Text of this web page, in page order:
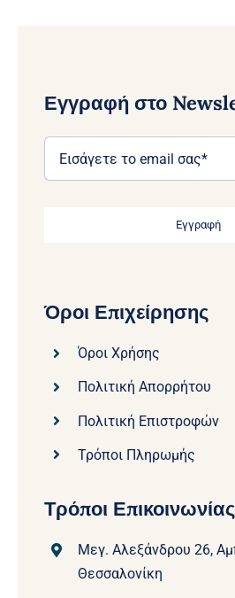
Εγγραφή στο
Εγγραφή
Όροι Επιχείρησης
Όροι Χρήσης
Πολιτική Απορρήτου
Πολιτική Επιστροφών
Τρόποι Πληρωμής
Τρόποι Επικοινωνίας
Μεγ. Αλεξάνδρου 26,
Θεσσαλονίκη